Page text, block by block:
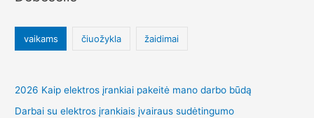
vaikams čiuožykla žaidimai
2026 Kaip elektros įrankiai pakeitė mano darbo būdą
Darbai su elektros įrankiais įvairaus sudėtingumo